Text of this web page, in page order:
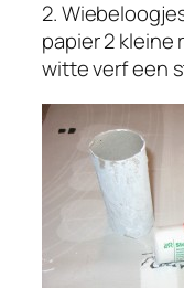
2.
papier 2 kleine
witte verf een